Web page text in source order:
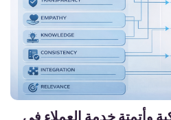
وأتمتة خدمة العملاء في